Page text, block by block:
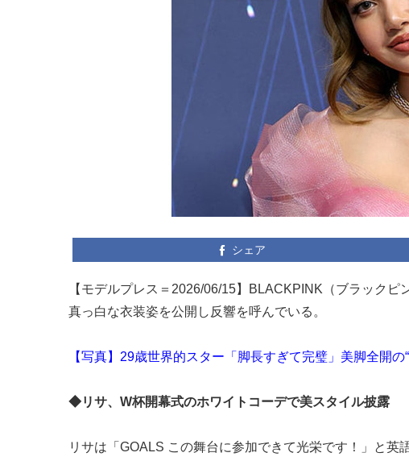
シェア
【モデルプレス＝2026/06/15】BLACKPINK（ブラック
真っ白な衣装姿を公開し反響を呼んでいる。
【写真】29歳世界的スター「脚長すぎて完璧」美脚全開の
◆リサ、W杯開幕式のホワイトコーデで美スタイル披露
リサは「GOALS この舞台に参加できて光栄です！」と